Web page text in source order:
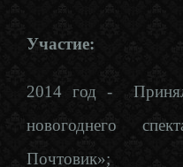
Участие:
2014 год -
новогоднего
Почтовик»;